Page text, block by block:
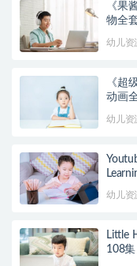
《果
物全
幼儿资
《超
动画
幼儿资
幼儿资
Little
108集